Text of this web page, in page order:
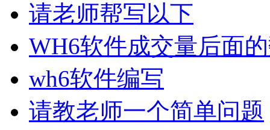
请老师帮写以下
WH6软件成交量后面
wh6软件编写
请教老师一个简单问题